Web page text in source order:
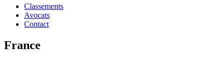
Classements
Avocats
Contact
France